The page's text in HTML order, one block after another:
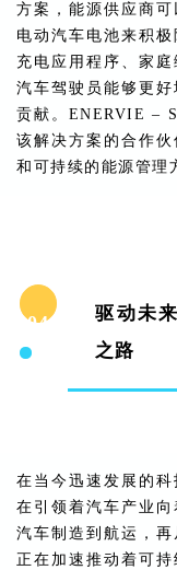
方案，能源供应商
电动汽车电池来积
充电应用程序、家
汽车驾驶员能够更
贡献。ENERVIE –
该解决方案的合作
和可持续的能源管理
04
驱动未
之路
在当今迅速发展的
在引领着汽车产业
汽车制造到航运，
正在加速推动着可